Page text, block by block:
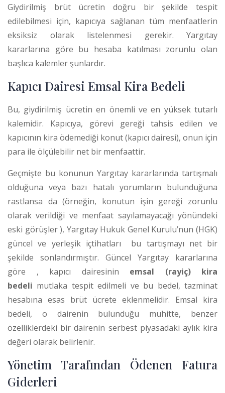
Giydirilmiş brüt ücretin doğru bir şekilde tespit
edilebilmesi için, kapıcıya sağlanan tüm menfaatlerin
eksiksiz olarak listelenmesi gerekir. Yargıtay
kararlarına göre bu hesaba katılması zorunlu olan
başlıca kalemler şunlardır.
Kapıcı Dairesi Emsal Kira Bedeli
Bu, giydirilmiş ücretin en önemli ve en yüksek tutarlı
kalemidir. Kapıcıya, görevi gereği tahsis edilen ve
kapıcının kira ödemediği konut (kapıcı dairesi), onun için
para ile ölçülebilir net bir menfaattir.
Geçmişte bu konunun Yargıtay kararlarında tartışmalı
olduğuna veya bazı hatalı yorumların bulunduğuna
rastlansa da (örneğin, konutun işin gereği zorunlu
olarak verildiği ve menfaat sayılamayacağı yönündeki
eski görüşler), Yargıtay Hukuk Genel Kurulu’nun (HGK)
güncel ve yerleşik içtihatları
bu tartışmayı net bir
şekilde sonlandırmıştır. Güncel Yargıtay kararlarına
göre , kapıcı dairesinin emsal (rayiç) kira
bedeli mutlaka tespit edilmeli ve bu bedel, tazminat
hesabına esas brüt ücrete eklenmelidir. Emsal kira
bedeli, o dairenin bulunduğu muhitte, benzer
özelliklerdeki bir dairenin serbest piyasadaki aylık kira
değeri olarak belirlenir.
Yönetim Tarafından Ödenen Fatura
Giderleri